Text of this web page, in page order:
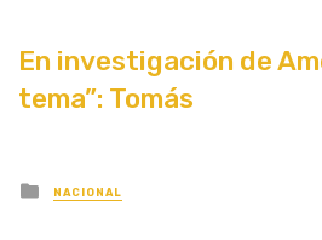
En investigación de
tema”: Tomás
Posted
in
NACIONAL